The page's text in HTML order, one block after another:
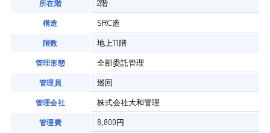
所在階 2階
構造 SRC造
階数 地上11階
管理形態 全部委託管理
管理員 巡回
管理会社 株式会社大和管理
管理費 8,800円